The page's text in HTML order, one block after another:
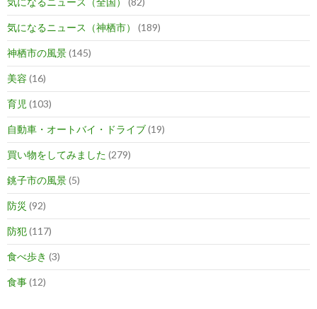
気になるニュース（神栖市） (189)
神栖市の風景(145)
美容 (16)
育児 (103)
自動車・オートバイ・ドライブ(19)
買い物をしてみました (279)
銚子市の風景(5)
防災 (92)
防犯(117)
食べ歩き (3)
食事(12)